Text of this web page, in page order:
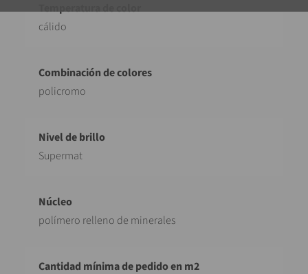
cálido
policromo
Supermat
polímero relleno de minerales